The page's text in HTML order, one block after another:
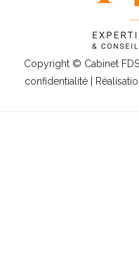
Copyright © Cabinet FDS
confidentialité|